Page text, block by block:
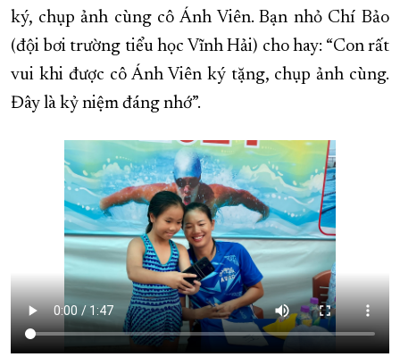
ký, chụp ảnh cùng cô Ánh Viên. Bạn nhỏ Chí Bảo
(đội bơi trường tiểu học Vĩnh Hải) cho hay: “Con rất
vui khi được cô Ánh Viên ký tặng, chụp ảnh cùng.
Đây là kỷ niệm đáng nhớ”.